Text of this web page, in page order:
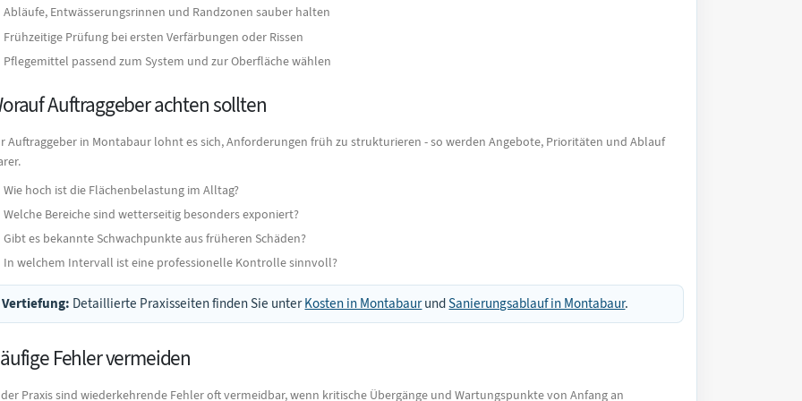
Abläufe, Entwässerungsrinnen und Randzonen sauber halten
Frühzeitige Prüfung bei ersten Verfärbungen oder Rissen
Pflegemittel passend zum System und zur Oberfläche wählen
Auftraggeber achten sollten
Auftraggeber in Montabaur lohnt es sich, Anforderungen früh zu strukturieren - so werden Angebote, Prioritäten und Ablauf
Wie hoch ist die Flächenbelastung im Alltag?
Welche Bereiche sind wetterseitig besonders exponiert?
Gibt es bekannte Schwachpunkte aus früheren Schäden?
In welchem Intervall ist eine professionelle Kontrolle sinnvoll?
Vertiefung: Detaillierte Praxisseiten finden Sie unterKosten in MontabaurundSanierungsablauf in Montabaur.
Fehler vermeiden
Praxis sind wiederkehrende Fehler oft vermeidbar, wenn kritische Übergänge und Wartungspunkte von Anfang an